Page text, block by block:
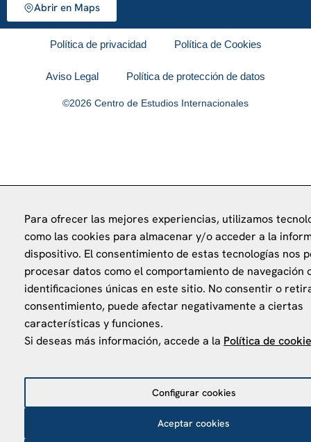
Abrir en Maps
Política de privacidad Política de Cookies
Aviso Legal Política de protección de datos
©2026 Centro de Estudios Internacionales
Para ofrecer las mejores experiencias, utilizamos
como las cookies para almacenar y/o acceder a la
dispositivo. El consentimiento de estas tecnologías nos
procesar datos como el comportamiento de navegación
identificaciones únicas en este sitio. No consentir o
consentimiento, puede afectar negativamente a ciertas
características y funciones.
Si deseas más información, accede a la Política de
Configurar cookies
Aceptar cookies